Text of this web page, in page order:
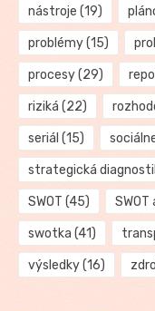
nástroje (19)
problémy(15)
procesy(29)
riziká (22)
seriál (15)
strategická
SWOT (45)
swotka (41)
výsledky(16)